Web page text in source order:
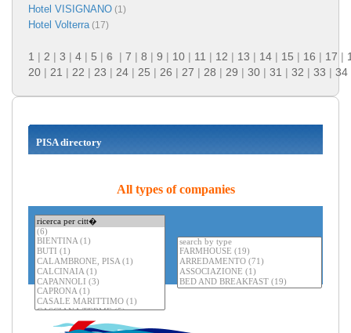
Hotel VISIGNANO (1)
Hotel Volterra (17)
1 | 2 | 3 | 4 | 5 | 6 | 7 | 8 | 9 | 10 | 11 | 12 | 13 | 14 | 15 | 16 | 17 |
20 | 21 | 22 | 23 | 24 | 25 | 26 | 27 | 28 | 29 | 30 | 31 | 32 | 33 | 34
PISA directory
All types of companies